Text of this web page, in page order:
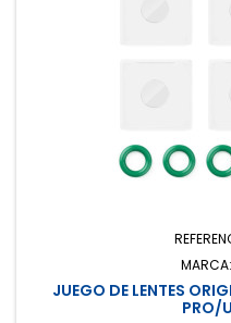
MARCA:
JUEGO DE LENTES
PRO/